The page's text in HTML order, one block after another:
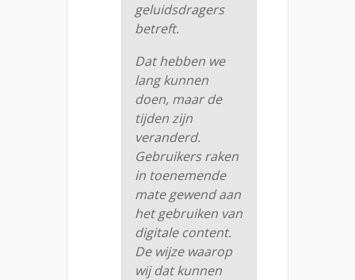
geluidsdragers
betreft.
Dat hebben we
lang kunnen
doen, maar de
tijden zijn
veranderd.
Gebruikers raken
in toenemende
mate gewend aan
het gebruiken van
digitale content.
De wijze waarop
wij dat kunnen